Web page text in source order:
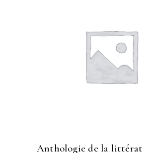
anthologie de la littérature du